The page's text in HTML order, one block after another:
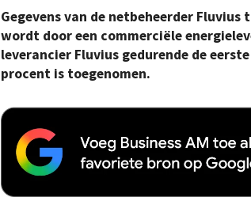
Gegevens van de netbeheerder
wordt door een commerciële
leverancier Fluvius gedurende de
procent is toegenomen.